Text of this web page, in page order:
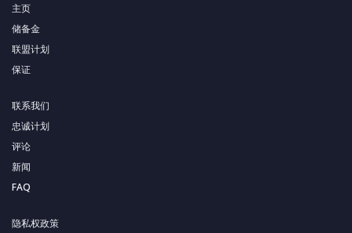
主页
储备金
联盟计划
保证
联系我们
忠诚计划
评论
新闻
FAQ
隐私权政策